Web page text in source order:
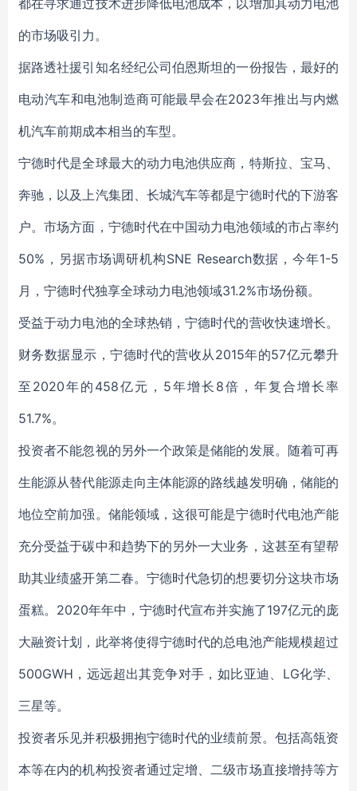
都在寻求通过技术进步降低电池成本，以增加其动力电池
的市场吸引力。
据路透社援引知名经纪公司伯恩斯坦的一份报告，最好的
电动汽车和电池制造商可能最早会在2023年推出与内燃
机汽车前期成本相当的车型。
宁德时代是全球最大的动力电池供应商，特斯拉、宝马、
奔驰，以及上汽集团、长城汽车等都是宁德时代的下游客
户。市场方面，宁德时代在中国动力电池领域的市占率约
50%，另据市场调研机构SNE Research数据，今年1-5
月，宁德时代独享全球动力电池领域31.2%市场份额。
受益于动力电池的全球热销，宁德时代的营收快速增长。
财务数据显示，宁德时代的营收从2015年的57亿元攀升
至2020年的458亿元，5年增长8倍，年复合增长率
51.7%。
投资者不能忽视的另外一个政策是储能的发展。随着可再
生能源从替代能源走向主体能源的路线越发明确，储能的
地位空前加强。储能领域，这很可能是宁德时代电池产能
充分受益于碳中和趋势下的另外一大业务，这甚至有望帮
助其业绩盛开第二春。宁德时代急切的想要切分这块市场
蛋糕。2020年年中，宁德时代宣布并实施了197亿元的庞
大融资计划，此举将使得宁德时代的总电池产能规模超过
500GWH，远远超出其竞争对手，如比亚迪、LG化学、
三星等。
投资者乐见并积极拥抱宁德时代的业绩前景。包括高瓴资
本等在内的机构投资者通过定增、二级市场直接增持等方